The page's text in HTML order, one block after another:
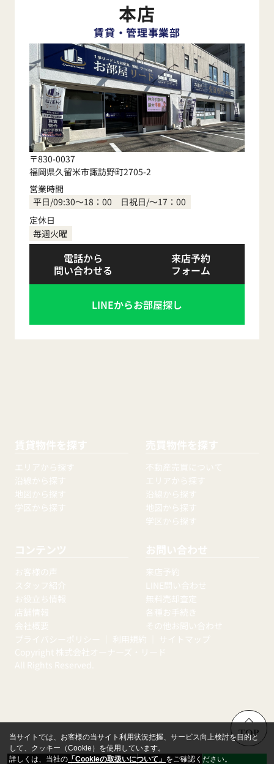
本店
賃貸・管理事業部
〒830-0037
福岡県久留米市諏訪野町2705-2
営業時間
平日/09:30～18：00 日祝日/～17：00
定休日
毎週火曜
電話から
問い合わせる
来店予約
フォーム
LINEからお部屋探し
賃貸物件を探す
エリアから探す
沿線から探す
地図から探す
学区から探す
売買物件を探す
不動産売買について
エリアから探す
沿線から探す
地図から探す
学区から探す
コンテンツ
お客様の声
スタッフ紹介
お役立ち情報
店舗情報
会社概要
お問い合わせ
来店予約
LINE問い合わせ
無料売却査定
各種お手続き
その他お問い合わせ
プライバシーポリシー
利用規約
サイトマップ
Copyright 株式会社オーナーズ・リード
All Rights Reserved.
TOP
当サイトでは、お客様の当サイト利用状況把握、サービス向上検討を目的と
して、クッキー（Cookie）を使用しています。
詳しくは、当社の 「Cookieの取扱いについて」 をご確認ください。